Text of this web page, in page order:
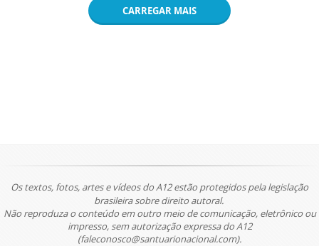
CARREGAR MAIS
Os textos, fotos, artes e vídeos do A12 estão protegidos pela legislação
brasileira sobre direito autoral.
Não reproduza o conteúdo em outro meio de comunicação, eletrônico ou
impresso, sem autorização expressa do A12
(faleconosco@santuarionacional.com).